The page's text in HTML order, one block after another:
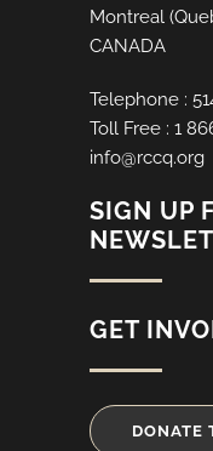
Montreal
CANADA
Telephone :
Toll Free : 1
info@rccq.org
SIGN UP
GET
DONATE